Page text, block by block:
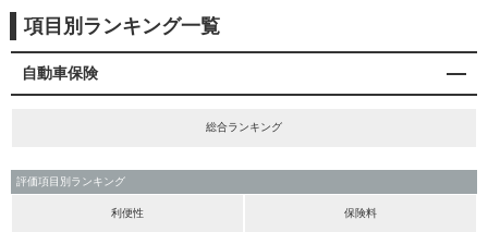
項目別ランキング一覧
自動車保険
総合ランキング
評価項目別ランキング
利便性 保険料